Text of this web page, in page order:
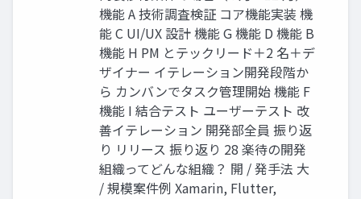
機能 A 技術調査検証 コア機能実装 機
能 C UI/UX 設計 機能 G 機能 D 機能 B
機能 H PM とテックリード＋2 名＋デ
ザイナー イテレーション開発段階か
ら カンバンでタスク管理開始 機能 F
機能 I 結合テスト ユーザーテスト 改
善イテレーション 開発部全員 振り返
り リリース 振り返り 28 楽待の開発
組織ってどんな組織？ 開 / 発手法 大
/ 規模案件例 Xamarin, Flutter,